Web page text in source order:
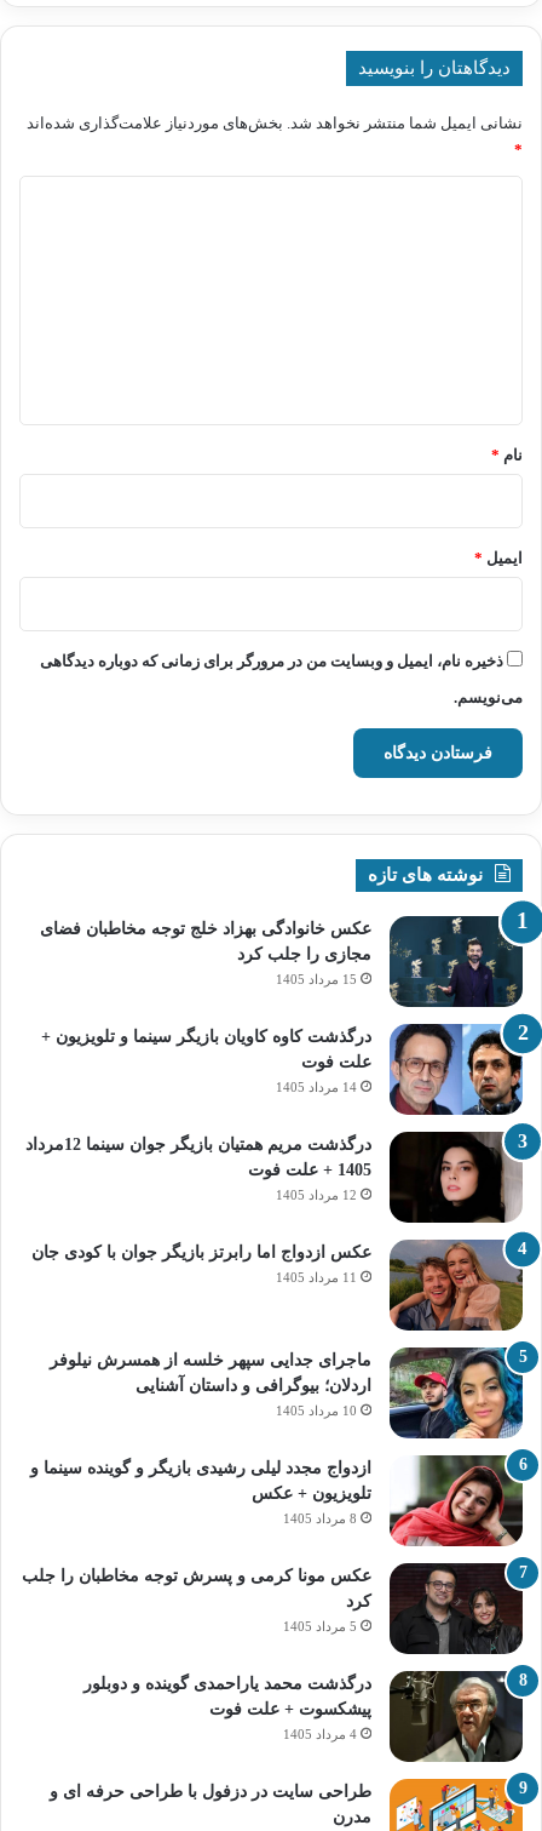
دیدگاهتان را بنویسید
نشانی ایمیل شما منتشر نخواهد شد. بخش‌های موردنیاز علامت‌گذاری شده‌اند
*
نام *
ایمیل *
ذخیره نام، ایمیل و وبسایت من در مرورگر برای زمانی که دوباره دیدگاهی
می‌نویسم.
نوشته های تازه
عکس خانوادگی بهزاد خلج توجه مخاطبان فضای
مجازی را جلب کرد
15 مرداد 1405
درگذشت کاوه کاویان بازیگر سینما و تلویزیون +
علت فوت
14 مرداد 1405
درگذشت مریم همتیان بازیگر جوان سینما 12مرداد
1405 + علت فوت
12 مرداد 1405
عکس ازدواج اما رابرتز بازیگر جوان با کودی جان
11 مرداد 1405
ماجرای جدایی سپهر خلسه از همسرش نیلوفر
اردلان؛ بیوگرافی و داستان آشنایی
10 مرداد 1405
ازدواج مجدد لیلی رشیدی بازیگر و گوینده سینما و
تلویزیون + عکس
8 مرداد 1405
عکس مونا کرمی و پسرش توجه مخاطبان را جلب
کرد
5 مرداد 1405
درگذشت محمد یاراحمدی گوینده و دوبلور
پیشکسوت + علت فوت
4 مرداد 1405
طراحی سایت در دزفول با طراحی حرفه‌ ای و
مدرن